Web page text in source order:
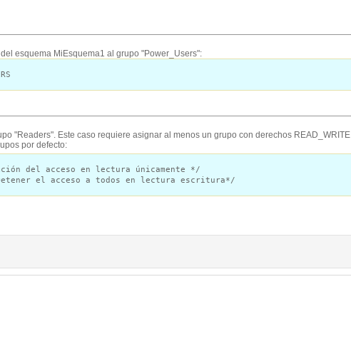
esquema MiEsquema1 al grupo "Power_Users":
"Readers". Este caso requiere asignar al menos un grupo con derechos READ_WRITE
por defecto:
del acceso en lectura únicamente */
/*Detener el acceso a todos en lectura escritura*/